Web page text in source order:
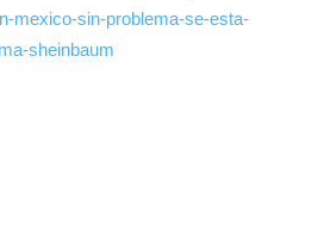
mexico-sin-problema-se-esta-
sheinbaum